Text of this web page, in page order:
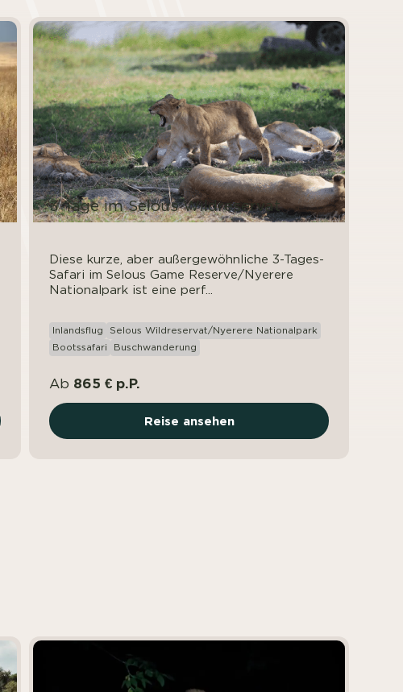
3 Tage im Selous Wildreservat
Diese kurze, aber außergewöhnliche 3-Tages-
Safari im Selous Game Reserve/Nyerere
Nationalpark ist eine perf...
Inlandsflug
Selous Wildreservat/Nyerere Nationalpark
Bootssafari
Buschwanderung
Ab 865 € p.P.
Reise ansehen